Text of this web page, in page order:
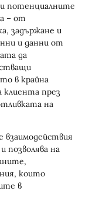
за Деня на
на
и
данни
за
потенциалните
– от
задържане и
и данни от
да
в крайна
през
на
позволява на
които
в